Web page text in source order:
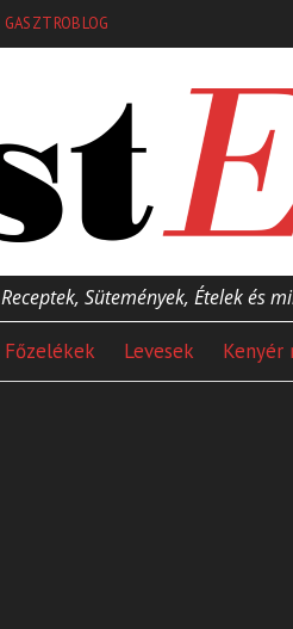
GASZTROBLOG
Receptek, Sütemények, Ételek és
Főzelékek Levesek Kenyér